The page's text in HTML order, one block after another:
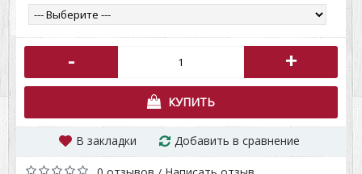
- +
КУПИТЬ
В закладки Добавить в сравнение